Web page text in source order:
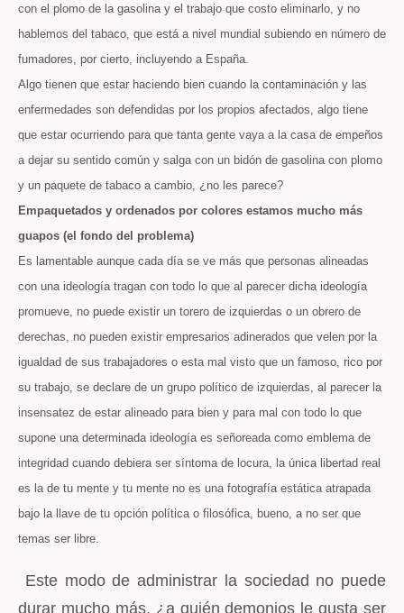
con el plomo de la gasolina y el trabajo que costo eliminarlo, y no
hablemos del tabaco, que está a nivel mundial subiendo en número de
fumadores, por cierto, incluyendo a España.
Algo tienen que estar haciendo bien cuando la contaminación y las
enfermedades son defendidas por los propios afectados, algo tiene
que estar ocurriendo para que tanta gente vaya a la casa de empeños
a dejar su sentido común y salga con un bidón de gasolina con plomo
y un paquete de tabaco a cambio, ¿no les parece?
Empaquetados y ordenados por colores estamos mucho más
guapos (el fondo del problema)
Es lamentable aunque cada día se ve más que personas alineadas
con una ideología tragan con todo lo que al parecer dicha ideología
promueve, no puede existir un torero de izquierdas o un obrero de
derechas, no pueden existir empresarios adinerados que velen por la
igualdad de sus trabajadores o esta mal visto que un famoso, rico por
su trabajo, se declare de un grupo político de izquierdas, al parecer la
insensatez de estar alineado para bien y para mal con todo lo que
supone una determinada ideología es señoreada como emblema de
integridad cuando debiera ser síntoma de locura, la única libertad real
es la de tu mente y tu mente no es una fotografía estática atrapada
bajo la llave de tu opción política o filosófica, bueno, a no ser que
temas ser libre.
Este modo de administrar la sociedad no puede
durar mucho más, ¿a quién demonios le gusta ser